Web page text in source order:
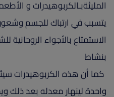
المليئةبـالكربوهيدرات و
يتسبب في ارتباك للجسم
الاستمتاع بالأجواء الروحانية
بنشاط
كما أن هذه الكربوهيدرات
واحدة لينهار معدله بعد ذلك